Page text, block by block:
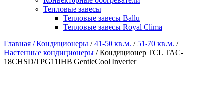
Тепловые завесы
Тепловые завесы Ballu
Тепловые завесы Royal Clima
Главная /Кондиционеры /41-50 кв.м. / 51-70 кв.м. /
Настенные кондиционеры / Кондиционер TCL TAC-
18CHSD/TPG11IHB GentleCool Inverter